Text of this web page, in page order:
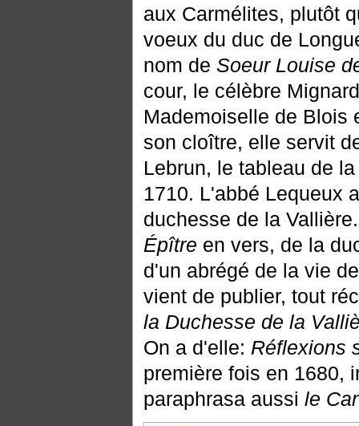
aux Carmélites, plutôt
voeux du duc de
nom de Soeur Louise
cour, le célèbre
Mademoiselle de Blois
son cloître, elle servit
Lebrun, le tableau de
1710. L'abbé Lequeux
duchesse de la
Épître en vers, de la
d'un abrégé de la vie
vient de publier, tout
la Duchesse de la
On a d'elle: Réflexions
première fois en 1680,
paraphrasa aussi le